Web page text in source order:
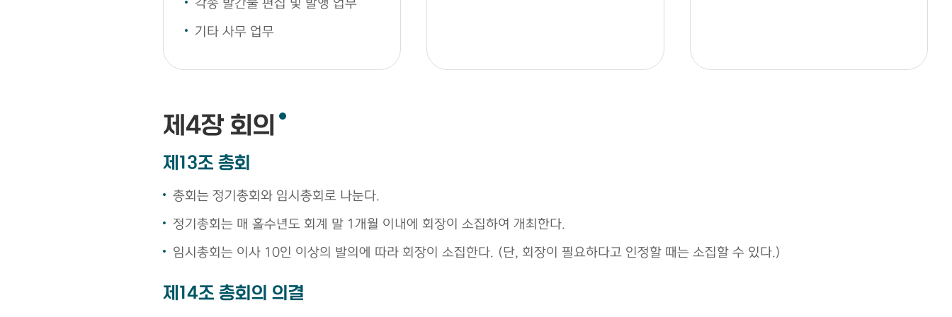
각종 발간물 편집 및 발행 업무
기타 사무 업무
제4장 회의
제13조 총회
총회는 정기총회와 임시총회로 나눈다.
정기총회는 매 홀수년도 회계 말 1개월 이내에 회장이 소집하여 개최한다.
임시총회는 이사 10인 이상의 발의에 따라 회장이 소집한다. (단, 회장이 필요하다고 인정할 때는 소집할 수 있다.)
제14조 총회의 의결